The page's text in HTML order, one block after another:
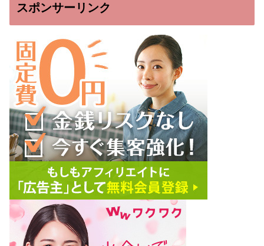
スポンサーリンク